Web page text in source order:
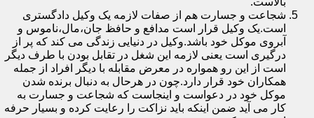
شجاعت و جسارت هم از صفات لازمه یک وکیل دادگستری
است.یک وکیل قرار است مدافع و حافظ جان،مال،ناموس و
آبروی موکل خود باشد.وکیل در دنیایی زندگی می کند که پر از
درگیری است یعنی لازمه این شغل در تقابل بودن با طرف دیگر
است از این رو همواره در معرض مقابله با دیگر افراد از جمله
همکاران خود قرار دارد.چون در هرحال به دنبال برنده شدن
موکل خود در دعواست و اینجاست که شجاعت و جسارت به
کار می آید ضمن اینکه باید نزاکت را رعایت کرده و بسیار حرفه